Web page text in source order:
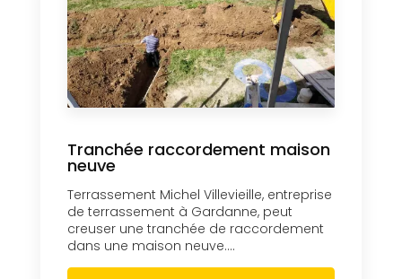
Tranchée raccordement maison
neuve
Terrassement Michel Villevieille, entreprise
de terrassement à Gardanne, peut
creuser une tranchée de raccordement
dans une maison neuve....